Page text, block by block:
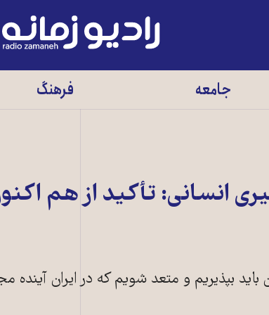
رادیو
زمانه
جامعه فرهنگ
تأکید از هم
بپذیریم و متعد شویم که در ایران آینده